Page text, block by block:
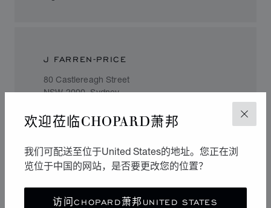
关闭
欢迎莅临CHOPARD萧邦
我们可配送至位于United States的地址。您正在浏
览位于中国的网站，是否要更改您的位置？
访问CHOPARD萧邦UNITED STATES
J FARREN-PRICE
80 Castlereagh Street
NSW 2000, Sydney
+61 2 9231 3299
THE HOUR GLASS (AUSTRALIA) PTY
LTD